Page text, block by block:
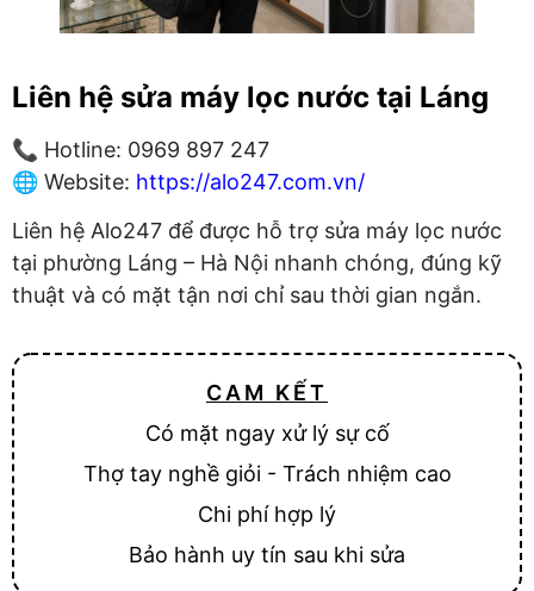
Liên hệ sửa máy lọc nước tại Láng
📞 Hotline: 0969 897 247
🌐 Website: https://alo247.com.vn/
Liên hệ Alo247 để được hỗ trợ sửa máy lọc nước
tại phường Láng – Hà Nội nhanh chóng, đúng kỹ
thuật và có mặt tận nơi chỉ sau thời gian ngắn.
CAM KẾT
Có mặt ngay xử lý sự cố
Thợ tay nghề giỏi - Trách nhiệm cao
Chi phí hợp lý
Bảo hành uy tín sau khi sửa